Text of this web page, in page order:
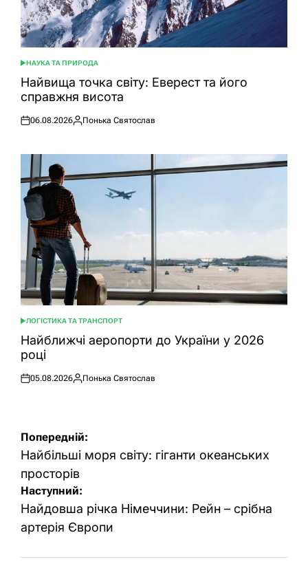
ОПУБЛІКУВАТИ
У
НАУКА ТА ПРИРОДА
Найвища точка світу: Еверест та його
справжня висота
Оприлюднено
06.08.2026
Опубліковано
Понька Святослав
ОПУБЛІКУВАТИ
У
ЛОГІСТИКА ТА ТРАНСПОРТ
Найближчі аеропорти до України у 2026
році
Оприлюднено
05.08.2026
Опубліковано
Понька Святослав
Навігація
записів
Попередній:
Найбільші моря світу: гіганти океанських
просторів
Наступний:
Найдовша річка Німеччини: Рейн – срібна
артерія Європи